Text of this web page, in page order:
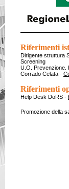
Riferimenti
Dirigente struttura
Screening
U.O. Prevenzione.
Corrado Celata -
Riferimenti
Help Desk DoRS -
Promozione della